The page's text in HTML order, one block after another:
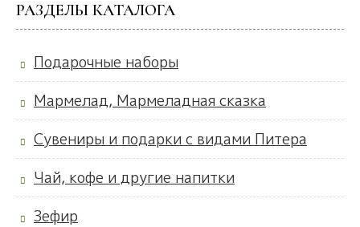
РАЗДЕЛЫ КАТАЛОГА
Подарочные наборы
Мармелад, Мармеладная сказка
Сувениры и подарки с видами Питера
Чай, кофе и другие напитки
Зефир